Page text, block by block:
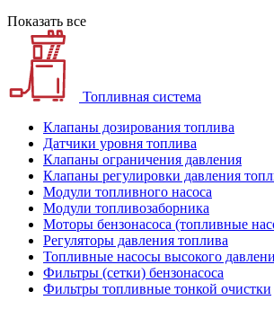
Показать все
Топливная система
Клапаны дозирования топлива
Датчики уровня топлива
Клапаны ограничения давления
Клапаны регулировки давления
Модули топливного насоса
Модули топливозаборника
Моторы бензонасоса (топливные
Регуляторы давления топлива
Топливные насосы высокого
Фильтры (сетки) бензонасоса
Фильтры топливные тонкой очистки